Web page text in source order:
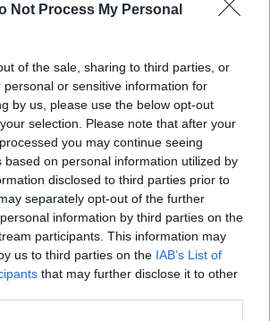
Not Process My Personal
of the sale, sharing to third parties, or
personal or sensitive information for
by us, please use the below opt-out
selection. Please note that after your
you may continue seeing
based on personal information utilized by
disclosed to third parties prior to
separately opt-out of the further
information by third parties on the
participants. This information may
us to third parties on the IAB’s List of
that may further disclose it to other
09., vasárnap
Sziget-koncertjei
az M1-en